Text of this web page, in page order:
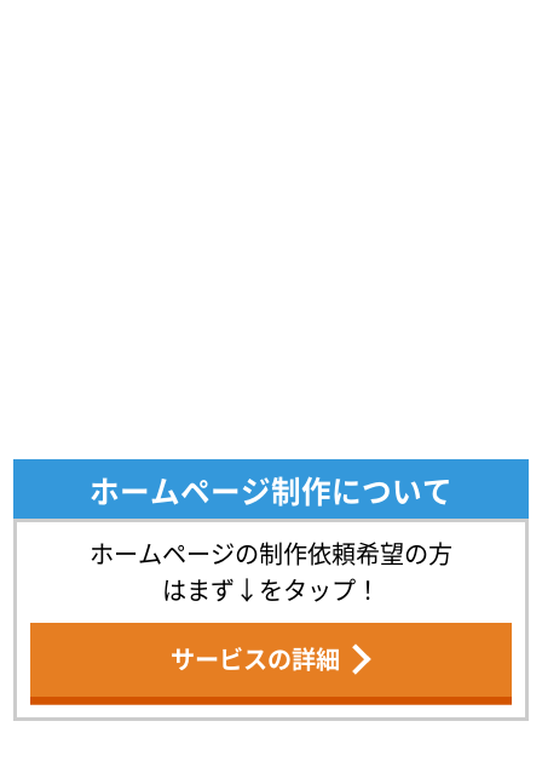
ホームページ制作について
ホームページの制作依頼希望の方
はまず↓をタップ！
サービスの詳細